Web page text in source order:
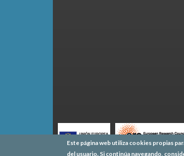
Este página web utiliza cookies propias
del usuario. Si continúa navegando,